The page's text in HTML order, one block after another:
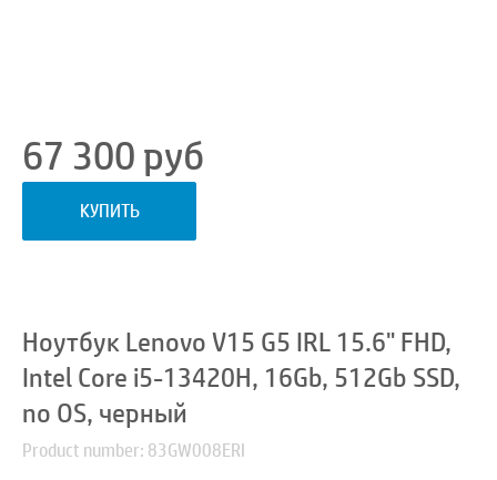
67 300руб
КУПИТЬ
Ноутбук Lenovo V15 G5 IRL 15.6" FHD,
Intel Core i5-13420H, 16Gb, 512Gb SSD,
no OS, черный
Product number: 83GW008ERI